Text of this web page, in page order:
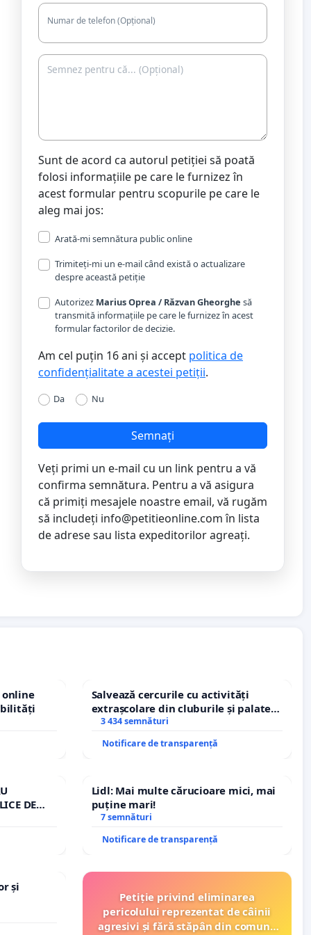
Numar de telefon (Opțional)
Sunt de acord ca autorul petiției să poată
folosi informațiile pe care le furnizez în
acest formular pentru scopurile pe care le
aleg mai jos:
Arată-mi semnătura public online
Trimiteți-mi un e-mail când există o actualizare
despre această petiție
Autorizez Marius Oprea / Răzvan Gheorghe să
transmită informațiile pe care le furnizez în acest
formular factorilor de decizie.
Am cel puțin 16 ani și accept politica de
confidențialitate a acestei petiții.
Da Nu
Semnați
Veți primi un e-mail cu un link pentru a vă
confirma semnătura. Pentru a vă asigura
că primiți mesajele noastre email, vă rugăm
să includeți info@petitieonline.comîn lista
de adrese sau lista expeditorilor agreați.
Salvează cercurile cu activități
extrașcolare din cluburile și palatele
copiilor
3 434 semnături
Notificare de transparență
DE
Lidl: Mai multe cărucioare mici, mai
puține mari!
7 semnături
Notificare de transparență
și
Petiție privind eliminarea
pericolului reprezentat de câinii
agresivi și fără stăpân din comuna